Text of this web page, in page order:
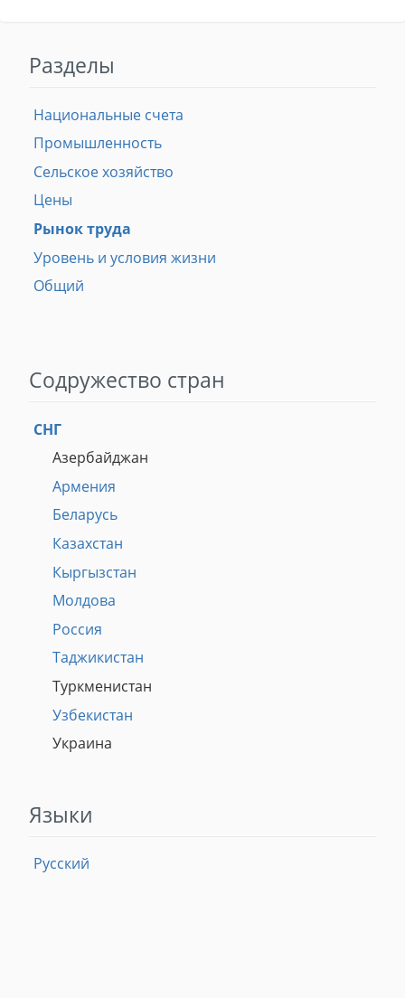
Разделы
Национальные счета
Промышленность
Сельское хозяйство
Цены
Рынок труда
Уровень и условия жизни
Общий
Содружество стран
СНГ
Азербайджан
Армения
Беларусь
Казахстан
Кыргызстан
Молдова
Россия
Таджикистан
Туркменистан
Узбекистан
Украина
Языки
Русский